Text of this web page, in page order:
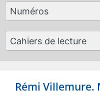
Numéros
179
results
Cahiers de lecture
50
results
Rémi Villemure.